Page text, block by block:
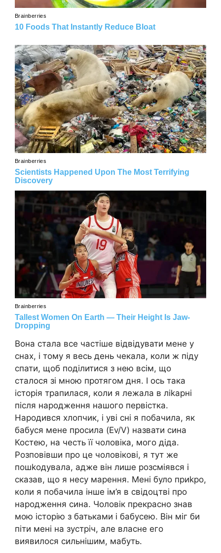
Вона стала все частіше відвідувати мене у
снах, і тому я весь день чекала, коли ж піду
спати, щоб поділитися з нею всім, що
сталося зі мною протягом дня. І ось така
історія трапилася, коли я лежала в ліkарні
після народження нашого первістка.
Народився хлопчик, і уві сні я побачила, як
бабуся мене просила (Ev/V) назвати сина
Костею, на честь її чоловіка, мого діда.
Розповівши про це чоловікові, я тут же
пошkодувала, адже він лише розсміявся і
сказав, що я несу марення. Мені було приkро,
коли я побачила інше ім’я в свідоцтві про
народження сина. Чоловік прекрасно знав
мою історію з батьками і бабусею. Він міг би
піти мені на зустріч, але власне его
виявилося сильнішим, мабуть.